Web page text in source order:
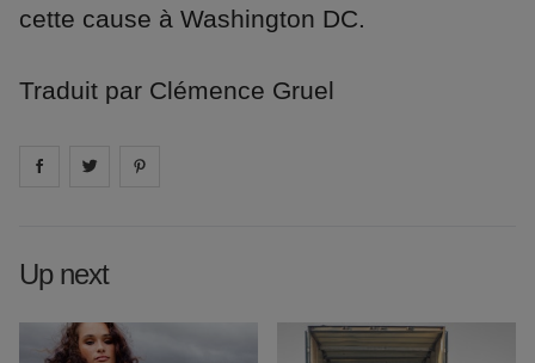
cette cause à Washington DC.
Traduit par Clémence Gruel
Share on facebook
Share on
Up next